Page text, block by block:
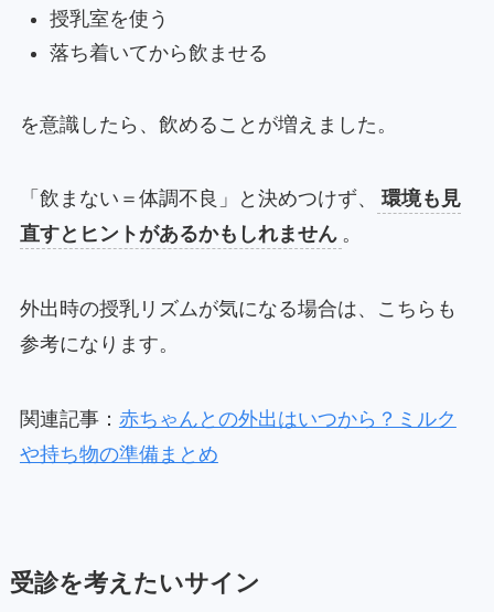
授乳室を使う
落ち着いてから飲ませる
を意識したら、飲めることが増えました。
「飲まない＝体調不良」と決めつけず、
環境も見
直すとヒントがあるかもしれません 。
外出時の授乳リズムが気になる場合は、こちらも
参考になります。
関連記事： 赤ちゃんとの外出はいつから？ミルク
や持ち物の準備まとめ
受診を考えたいサイン